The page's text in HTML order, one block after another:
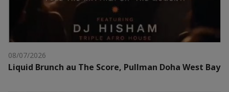
08/07/2026
Liquid Brunch au The Score, Pullman Doha West Bay